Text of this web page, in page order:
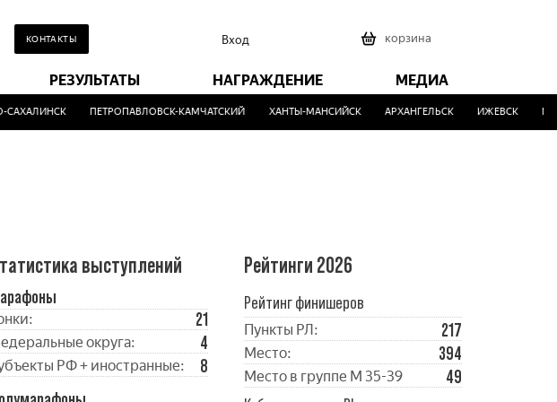
КОНТАКТЫ Вход корзина
РЕЗУЛЬТАТЫ НАГРАЖДЕНИЕ МЕДИА
ПЕТРОПАВЛОВСК-КАМЧАТСКИЙ ХАНТЫ-МАНСИЙСК АРХАНГЕЛЬСК ИЖЕВСК
выступлений
21
округа: 4
РФ + иностранные:
8
Рейтинги 2026
Рейтинг финишеров
Пункты РЛ: 217
Место: 394
Место в группе М 35-39
49